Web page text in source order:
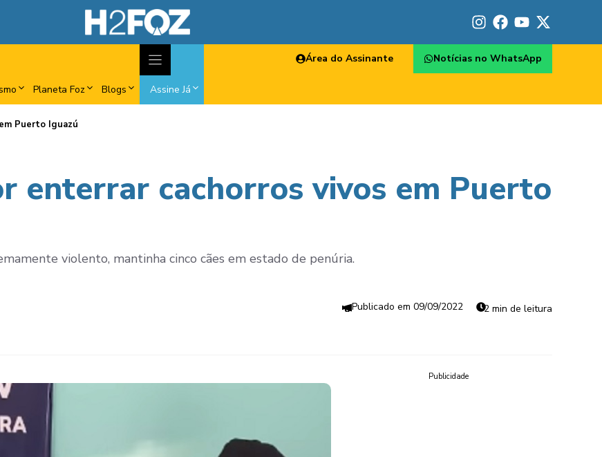
Planeta Foz Blogs Assine Já
Área do Assinante Notícias no WhatsApp
Puerto Iguazú
enterrar cachorros vivos em Puerto
violento, mantinha cinco cães em estado de penúria.
09/09/2022 2 min de leitura
Publicidade